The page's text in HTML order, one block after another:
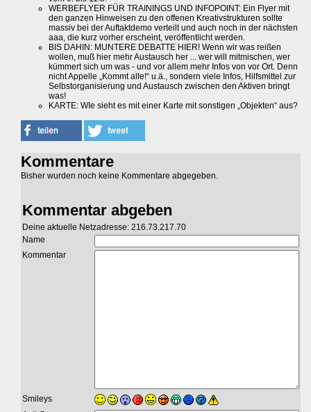
WERBEFLYER FÜR TRAININGS UND INFOPOINT: Ein Flyer mit
den ganzen Hinweisen zu den offenen Kreativstrukturen sollte
massiv bei der Auftaktdemo verteilt und auch noch in der nächsten
aaa, die kurz vorher erscheint, veröffentlicht werden.
BIS DAHIN: MUNTERE DEBATTE HIER! Wenn wir was reißen
wollen, muß hier mehr Austausch her ... wer will mitmischen, wer
kümmert sich um was - und vor allem mehr Infos von vor Ort. Denn
nicht Appelle „Kommt alle!“ u.ä., sondern viele Infos, Hilfsmittel zur
Selbstorganisierung und Austausch zwischen den Aktiven bringt
was!
KARTE: WIe sieht es mit einer Karte mit sonstigen „Objekten“ aus?
Kommentare
Bisher wurden noch keine Kommentare abgegeben.
Kommentar abgeben
Deine aktuelle Netzadresse: 216.73.217.70
Name
Kommentar
Smileys